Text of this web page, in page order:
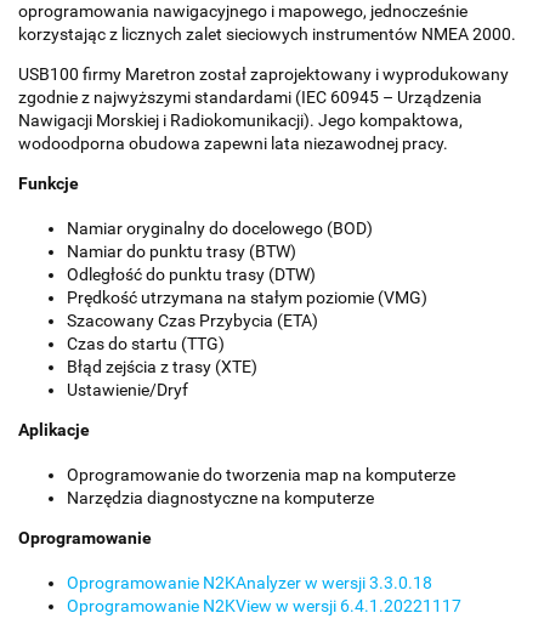
oprogramowania nawigacyjnego i mapowego, jednocześnie
korzystając z licznych zalet sieciowych instrumentów NMEA 2000.
USB100 firmy Maretron został zaprojektowany i wyprodukowany
zgodnie z najwyższymi standardami (IEC 60945 – Urządzenia
Nawigacji Morskiej i Radiokomunikacji). Jego kompaktowa,
wodoodporna obudowa zapewni lata niezawodnej pracy.
Funkcje
Namiar oryginalny do docelowego (BOD)
Namiar do punktu trasy (BTW)
Odległość do punktu trasy (DTW)
Prędkość utrzymana na stałym poziomie (VMG)
Szacowany Czas Przybycia (ETA)
Czas do startu (TTG)
Błąd zejścia z trasy (XTE)
Ustawienie/Dryf
Aplikacje
Oprogramowanie do tworzenia map na komputerze
Narzędzia diagnostyczne na komputerze
Oprogramowanie
Oprogramowanie N2KAnalyzer w wersji 3.3.0.18
Oprogramowanie N2KView w wersji 6.4.1.20221117